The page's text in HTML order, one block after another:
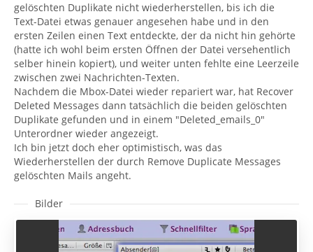
gelöschten Duplikate nicht wiederherstellen, bis ich die
Text-Datei etwas genauer angesehen habe und in den
ersten Zeilen einen Text entdeckte, der da nicht hin gehörte
(hatte ich wohl beim ersten Öffnen der Datei versehentlich
selber hinein kopiert), und weiter unten fehlte eine Leerzeile
zwischen zwei Nachrichten-Texten.
Nachdem die Mbox-Datei wieder repariert war, hat Recover
Deleted Messages dann tatsächlich die beiden gelöschten
Duplikate gefunden und in einem "Deleted_emails_0"
Unterordner wieder angezeigt.
Ich bin jetzt doch eher optimistisch, was das
Wiederherstellen der durch Remove Duplicate Messages
gelöschten Mails angeht.
Bilder